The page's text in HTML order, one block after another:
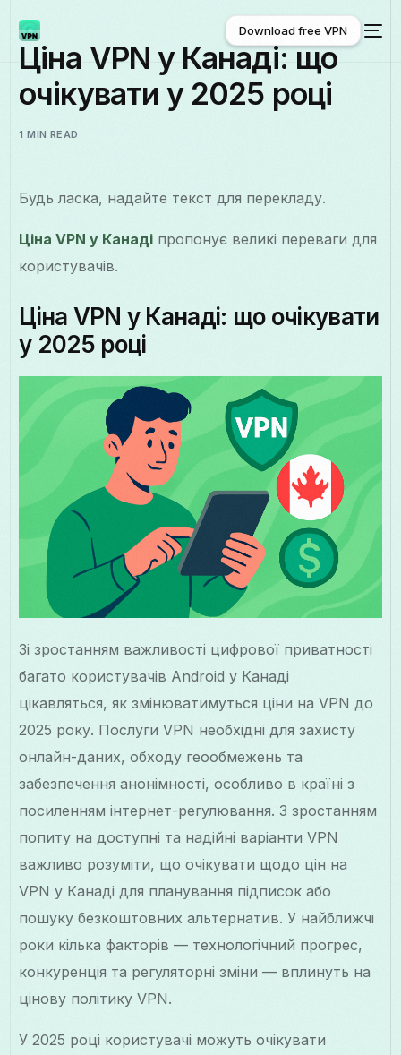
Українська
Download free VPN
Download free VPN
Ціна VPN у Канаді: що
очікувати у 2025 році
1 MIN READ
Будь ласка, надайте текст для перекладу.
Ціна VPN у Канаді пропонує великі переваги для
користувачів.
Ціна VPN у Канаді: що очікувати
у 2025 році
Зі зростанням важливості цифрової приватності
багато користувачів Android у Канаді
цікавляться, як змінюватимуться ціни на VPN до
2025 року. Послуги VPN необхідні для захисту
онлайн-даних, обходу геообмежень та
забезпечення анонімності, особливо в країні з
посиленням інтернет-регулювання. З зростанням
попиту на доступні та надійні варіанти VPN
важливо розуміти, що очікувати щодо цін на
VPN у Канаді для планування підписок або
пошуку безкоштовних альтернатив. У найближчі
роки кілька факторів — технологічний прогрес,
конкуренція та регуляторні зміни — вплинуть на
цінову політику VPN.
У 2025 році користувачі можуть очікувати